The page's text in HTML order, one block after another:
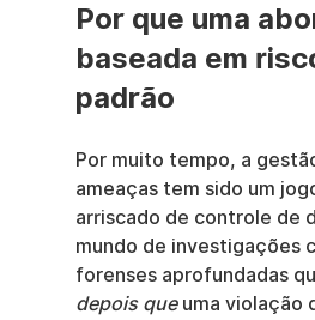
Por que uma
baseada em
padrão
Por muito tempo, a
ameaças tem sido um
arriscado de controle de
mundo de investigações
forenses aprofundadas
depois que uma violação